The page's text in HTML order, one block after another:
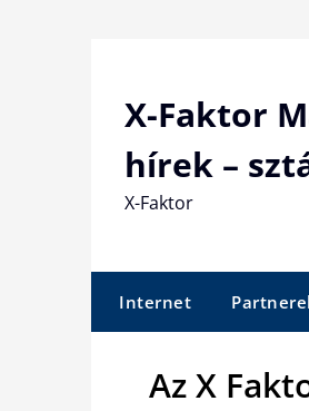
X-Faktor
hírek –
X-Faktor
Internet
Az X